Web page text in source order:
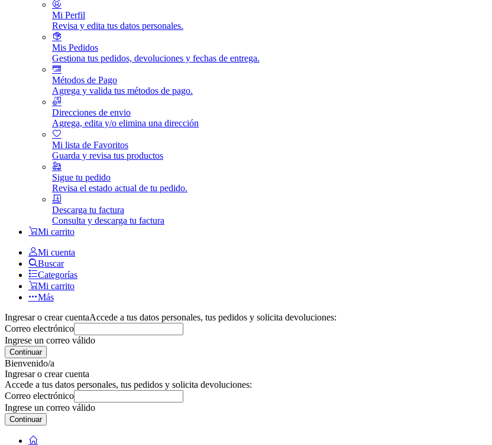
Mi Perfil
Revisa y edita tus datos personales.
Mis Pedidos
Gestiona tus pedidos, devoluciones y fechas de entrega.
Métodos de Pago
Agrega y valida tus métodos de pago.
Direcciones de envio
Agrega, edita y/o elimina una dirección
Mi lista de Favoritos
Guarda y revisa tus productos
Sigue tu pedido
Revisa el estado actual de tu pedido.
Descarga tu factura
Consulta y descarga tu factura
Mi carrito
Mi cuenta
Buscar
Categorías
Mi carrito
Más
Ingresar o crear cuentaAccede a tus datos personales, tus pedidos y solicita devoluciones:
Correo electrónico
Ingrese un correo válido
Continuar
Bienvenido/a
Ingresar o crear cuenta
Accede a tus datos personales, tus pedidos y solicita devoluciones:
Correo electrónico
Ingrese un correo válido
Continuar